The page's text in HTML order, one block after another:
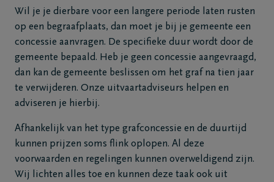
Wil je je dierbare voor een langere periode laten rusten
op een begraafplaats, dan moet je bij je gemeente een
concessie aanvragen. De specifieke duur wordt door de
gemeente bepaald. Heb je geen concessie aangevraagd,
dan kan de gemeente beslissen om het graf na tien jaar
te verwijderen. Onze uitvaartadviseurs helpen en
adviseren je hierbij.
Afhankelijk van het type grafconcessie en de duurtijd
kunnen prijzen soms flink oplopen. Al deze
voorwaarden en regelingen kunnen overweldigend zijn.
Wij lichten alles toe en kunnen deze taak ook uit